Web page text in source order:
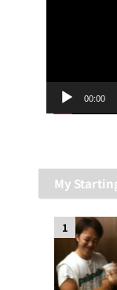
ー
00:00
My
1